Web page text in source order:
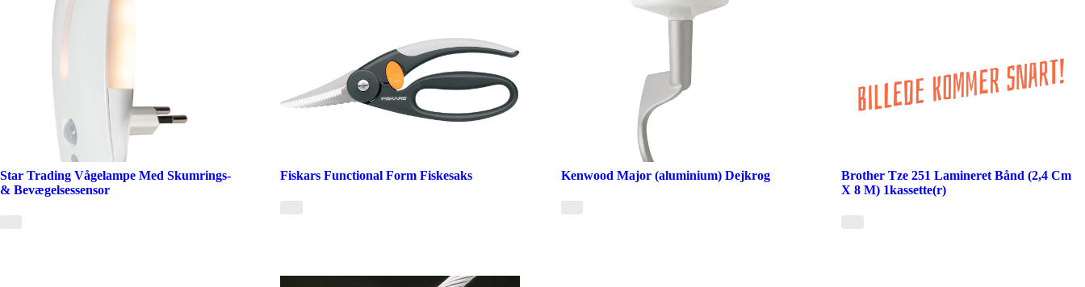
Star Trading Vågelampe Med Skumrings-
& Bevægelsessensor
Fiskars Functional Form Fiskesaks Kenwood Major (aluminium) Dejkrog
Brother Tze 251 Lamineret Bånd (2,4 Cm
X 8 M) 1kassette(r)